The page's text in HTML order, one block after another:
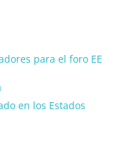
para el foro EE
en los Estados